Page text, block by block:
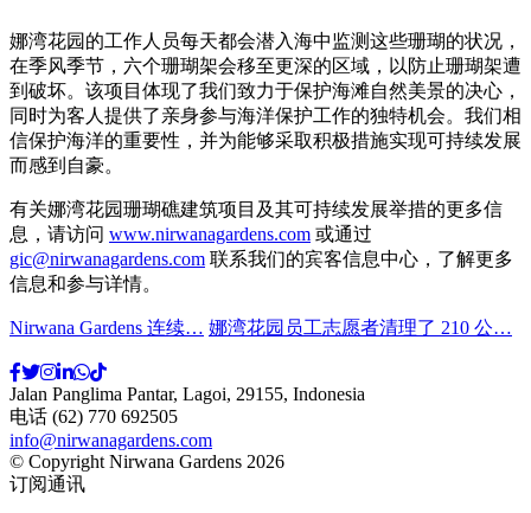
娜湾花园的工作人员每天都会潜入海中监测这些珊瑚的状况，
在季风季节，六个珊瑚架会移至更深的区域，以防止珊瑚架遭
到破坏。该项目体现了我们致力于保护海滩自然美景的决心，
同时为客人提供了亲身参与海洋保护工作的独特机会。我们相
信保护海洋的重要性，并为能够采取积极措施实现可持续发展
而感到自豪。
有关娜湾花园珊瑚礁建筑项目及其可持续发展举措的更多信
息，请访问 www.nirwanagardens.com 或通过
gic@nirwanagardens.com 联系我们的宾客信息中心，了解更多
信息和参与详情。
Nirwana Gardens 连续… 娜湾花园员工志愿者清理了 210 公…
Jalan Panglima Pantar, Lagoi, 29155, Indonesia
电话 (62) 770 692505
info@nirwanagardens.com
© Copyright Nirwana Gardens 2026
订阅通讯